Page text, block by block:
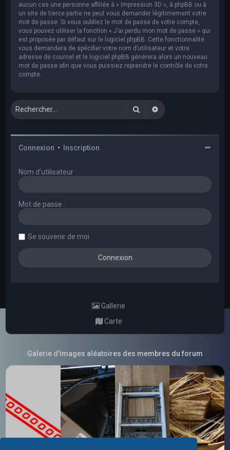
aucun cas une personne affiliée à « Impression 3D », à phpBB ou à
un site de tierce partie ne peut vous demander légitimement votre
mot de passe. Si vous oubliez le mot de passe de votre compte,
vous pouvez utiliser la fonction « J’ai perdu mon mot de passe » qui
est proposée par défaut sur le logiciel phpBB. Cette fonctionnalité
vous demandera de spécifier votre nom d’utilisateur et votre
adresse de courriel et le logiciel phpBB générera alors un nouveau
mot de passe afin que vous puissiez reprendre le contrôle de votre
compte.
RechercherRecherche avancée
Connexion • Inscription
Nom d’utilisateur :
Mot de passe :
Se souvenir de moi
Gallerie
Carte
Galerie d'images aléatoires des membres du forum